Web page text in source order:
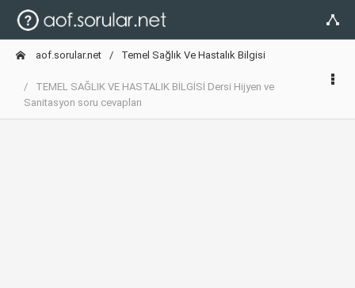
aof.sorular.net Temel Sağlık Ve Hastalık Bilgisi
TEMEL SAĞLIK VE HASTALIK BİLGİSİ Dersi Hijyen ve
Sanitasyon soru cevapları